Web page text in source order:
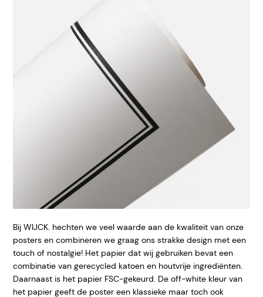
Bij WIJCK. hechten we veel waarde aan de kwaliteit van onze
posters en combineren we graag ons strakke design met een
touch of nostalgie! Het papier dat wij gebruiken bevat een
combinatie van gerecycled katoen en houtvrije ingrediënten.
Daarnaast is het papier FSC-gekeurd. De off-white kleur van
het papier geeft de poster een klassieke maar toch ook